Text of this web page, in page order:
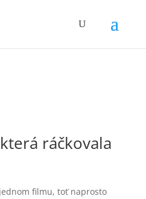
ráčkovala
filmu, toť naprosto